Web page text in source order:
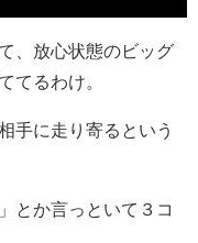
、放心状態のビッグ
てるわけ。
手に走り寄るという
とか言っといて３コ